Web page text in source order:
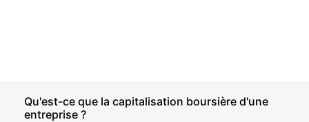
Qu'est-ce que la capitalisation boursière d'une
entreprise ?